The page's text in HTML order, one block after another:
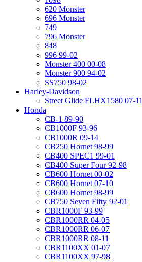
620 Monster
696 Monster
749
796 Monster
848
996 99-02
Monster 400 00-08
Monster 900 94-02
SS750 98-02
Harley-Davidson
Street Glide FLHX1580 07-11
Honda
CB-1 89-90
CB1000F 93-96
CB1000R 09-14
CB250 Hornet 98-99
CB400 SPEC1 99-01
CB400 Super Four 92-98
CB600 Hornet 00-02
CB600 Hornet 07-10
CB600 Hornet 98-99
CB750 Seven Fifty 92-01
CBR1000F 93-99
CBR1000RR 04-05
CBR1000RR 06-07
CBR1000RR 08-11
CBR1100XX 01-07
CBR1100XX 97-98